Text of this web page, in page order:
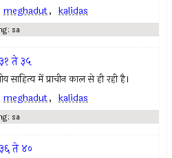
meghadut, kalidas
sa
ते ३५
साहित्य में प्राचीन काल से ही रही है।
meghadut, kalidas
sa
ते ४०